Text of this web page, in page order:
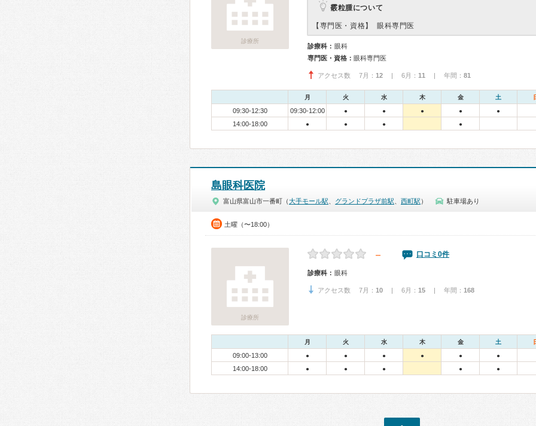
診療所
霰粒腫について
【専門医・資格】 眼科専門医
診療科： 眼科
専門医・資格： 眼科専門医
アクセス数 7月： 12 | 6月： 11 | 年間： 81
月 火 水 木 金 土
09:30-12:30 09:30-12:00 ● ● ● ● ●
14:00-18:00 ● ● ● ●
島眼科医院
富山県富山市一番町（大手モール駅 グランドプラザ前駅 西町駅 ） 駐車場あり
土曜（〜18:00）
診療所
－ 口コミ0件
診療科： 眼科
アクセス数 7月： 10 | 6月： 15 | 年間： 168
月 火 水 木 金 土
09:00-13:00 ● ● ● ● ● ●
14:00-18:00 ● ● ● ● ●